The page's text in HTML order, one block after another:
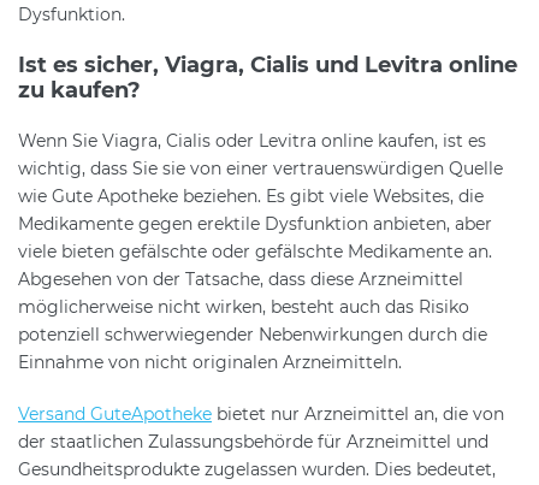
Dysfunktion.
Ist es sicher, Viagra, Cialis und Levitra online
zu kaufen?
Wenn Sie Viagra, Cialis oder Levitra online kaufen, ist es
wichtig, dass Sie sie von einer vertrauenswürdigen Quelle
wie Gute Apotheke beziehen. Es gibt viele Websites, die
Medikamente gegen erektile Dysfunktion anbieten, aber
viele bieten gefälschte oder gefälschte Medikamente an.
Abgesehen von der Tatsache, dass diese Arzneimittel
möglicherweise nicht wirken, besteht auch das Risiko
potenziell schwerwiegender Nebenwirkungen durch die
Einnahme von nicht originalen Arzneimitteln.
Versand GuteApotheke bietet nur Arzneimittel an, die von
der staatlichen Zulassungsbehörde für Arzneimittel und
Gesundheitsprodukte zugelassen wurden. Dies bedeutet,